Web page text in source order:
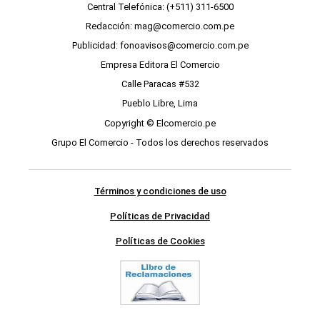
Central Telefónica: (+511) 311-6500
Redacción: mag@comercio.com.pe
Publicidad: fonoavisos@comercio.com.pe
Empresa Editora El Comercio
Calle Paracas #532
Pueblo Libre, Lima
Copyright © Elcomercio.pe
Grupo El Comercio - Todos los derechos reservados
Términos y condiciones de uso
Políticas de Privacidad
Políticas de Cookies